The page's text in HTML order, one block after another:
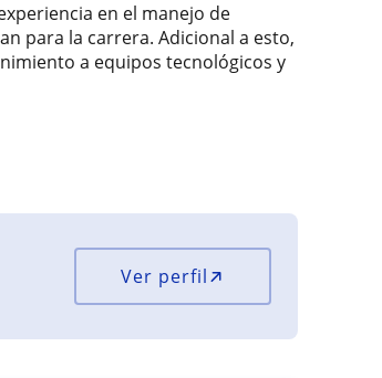
en el manejo de
para la carrera. Adicional a esto,
a equipos tecnológicos y
Ver perfil